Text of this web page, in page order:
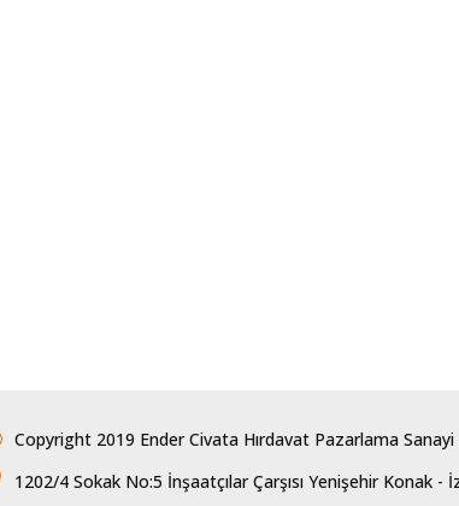
Copyright 2019 Ender Civata Hırdavat Pazarlama
1202/4 Sokak No:5 İnşaatçılar Çarşısı Yenişehir Konak -